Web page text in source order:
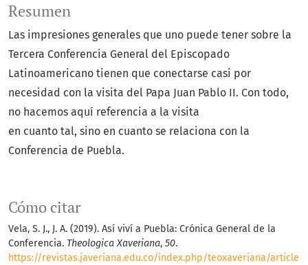
Cómo citar
Vela, S. J., J. A. (2019). Así viví a Puebla: Crónica General de la
Conferencia. Theologica Xaveriana, 50.
https://revistas.javeriana.edu.co/index.php/teoxaveriana/article
Resumen
Las impresiones generales que uno puede tener sobre la
Tercera Conferencia General del Episcopado
Latinoamericano tienen que conectarse casi por
necesidad con la visita del Papa Juan Pablo II. Con todo,
no hacemos aquí referencia a la visita
en cuanto tal, sino en cuanto se relaciona con la
Conferencia de Puebla.